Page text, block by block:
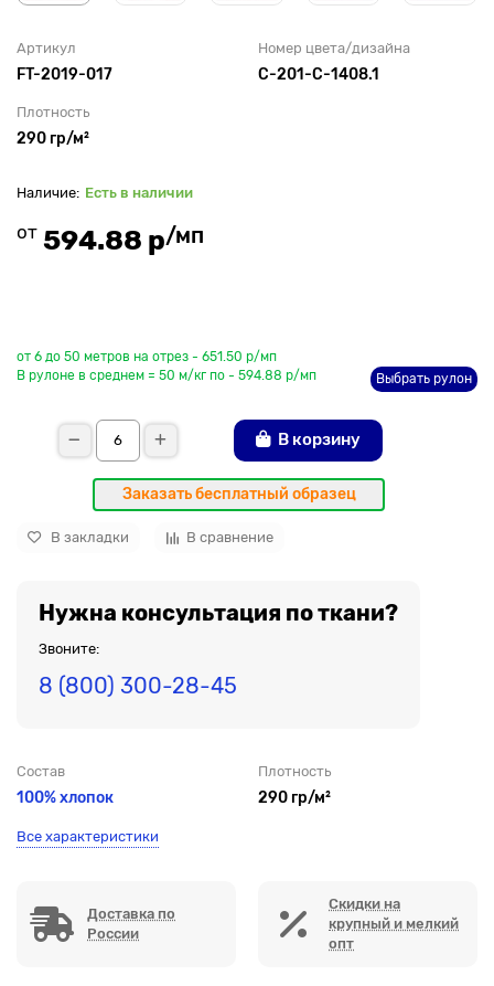
Артикул
FT-2019-017
Номер цвета/дизайна
С-201-C-1408.1
Плотность
290 гр/м²
Есть в наличии
от 594.88 р/мп
от 6 до 50 метров на отрез - 651.50 р/мп
В рулоне в среднем = 50 м/кг по - 594.88 р/мп
Выбрать рулон
В корзину
Заказать бесплатный образец
В закладки В сравнение
Нужна консультация по ткани?
Звоните:
8 (800) 300-28-45
Состав
100% хлопок
Плотность
290 гр/м²
Все характеристики
Доставка по
России
Скидки на
крупный и мелкий
опт